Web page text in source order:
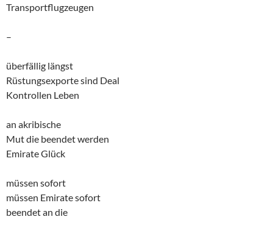
Transportflugzeugen
–
überfällig längst
Rüstungsexporte sind Deal
Kontrollen Leben
an akribische
Mut die beendet werden
Emirate Glück
müssen sofort
müssen Emirate sofort
beendet an die